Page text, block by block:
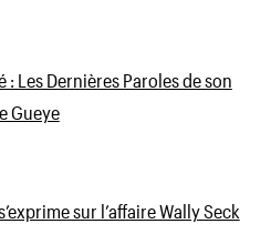
: Les Dernières Paroles de son
Gueye
sur l’affaire Wally Seck